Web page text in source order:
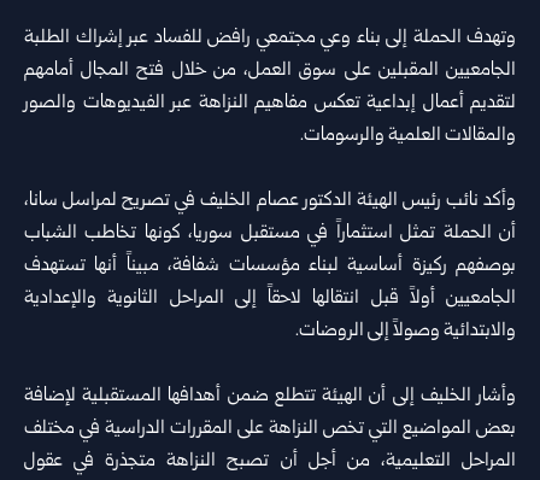
وتهدف الحملة إلى بناء وعي مجتمعي رافض للفساد عبر إشراك الطلبة
الجامعيين المقبلين على سوق العمل، من خلال فتح المجال أمامهم
لتقديم أعمال إبداعية تعكس مفاهيم النزاهة عبر الفيديوهات والصور
والمقالات العلمية والرسومات.
وأكد نائب رئيس الهيئة الدكتور عصام الخليف في تصريح لمراسل سانا،
أن الحملة تمثل استثماراً في مستقبل سوريا، كونها تخاطب الشباب
بوصفهم ركيزة أساسية لبناء مؤسسات شفافة، مبيناً أنها تستهدف
الجامعيين أولاً قبل انتقالها لاحقاً إلى المراحل الثانوية والإعدادية
والابتدائية وصولاً إلى الروضات.
وأشار الخليف إلى أن الهيئة تتطلع ضمن أهدافها المستقبلية لإضافة
بعض المواضيع التي تخص النزاهة على المقررات الدراسية في مختلف
المراحل التعليمية، من أجل أن تصبح النزاهة متجذرة في عقول